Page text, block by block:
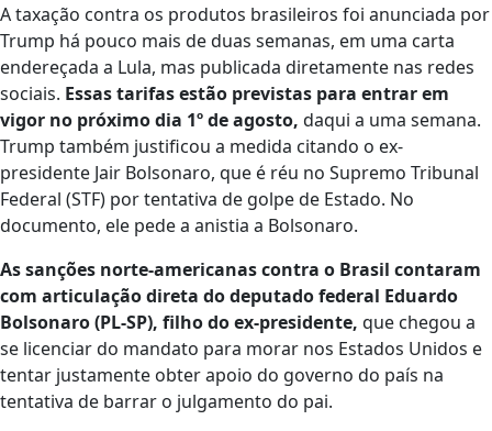
A taxação contra os produtos brasileiros foi anunciada por
Trump há pouco mais de duas semanas, em uma carta
endereçada a Lula, mas publicada diretamente nas redes
sociais. Essas tarifas estão previstas para entrar em
vigor no próximo dia 1º de agosto, daqui a uma semana.
Trump também justificou a medida citando o ex-
presidente Jair Bolsonaro, que é réu no Supremo Tribunal
Federal (STF) por tentativa de golpe de Estado. No
documento, ele pede a anistia a Bolsonaro.
As sanções norte-americanas contra o Brasil contaram
com articulação direta do deputado federal Eduardo
Bolsonaro (PL-SP), filho do ex-presidente, que chegou a
se licenciar do mandato para morar nos Estados Unidos e
tentar justamente obter apoio do governo do país na
tentativa de barrar o julgamento do pai.